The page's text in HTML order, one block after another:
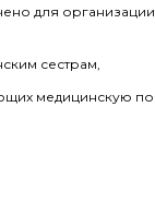
для
сестрам,
медицинскую